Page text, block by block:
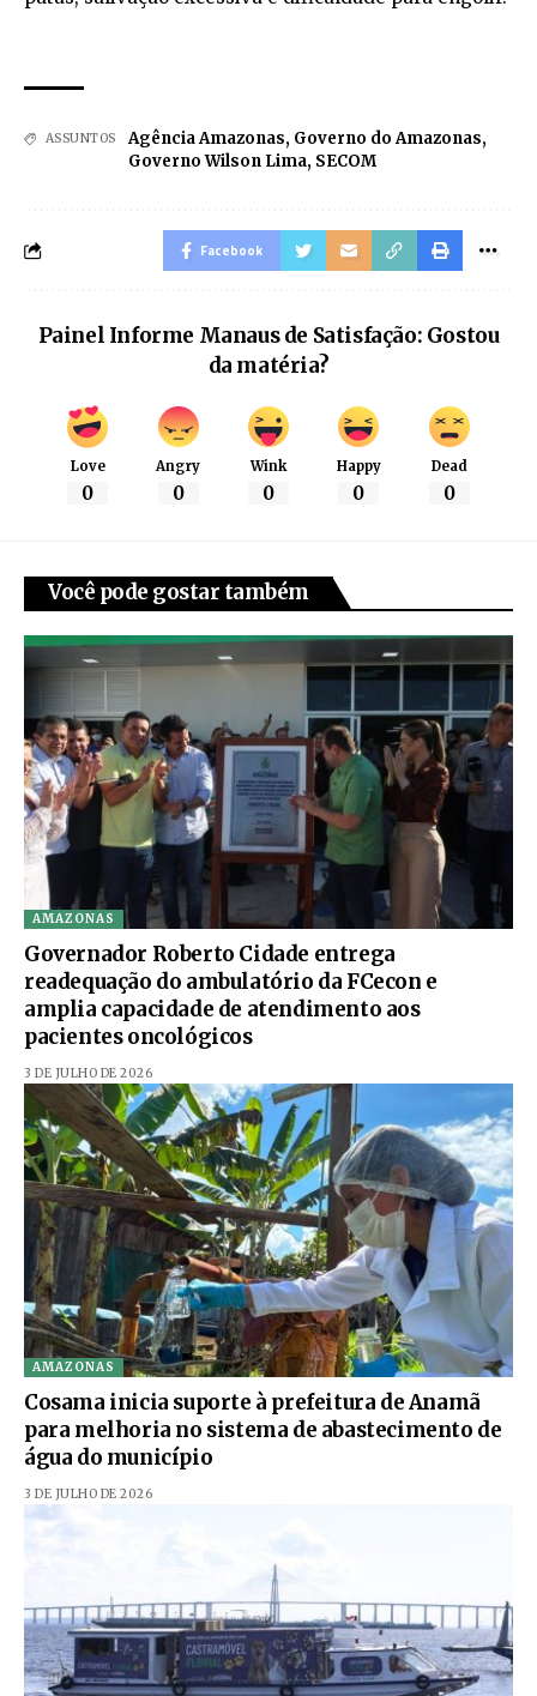
ASSUNTOS Agência Amazonas, Governo do Amazonas,
Governo Wilson Lima, SECOM
Facebook
Painel Informe Manaus de Satisfação: Gostou
da matéria?
Love
0
Angry
0
Wink
0
Happy
0
Dead
0
Você pode gostar também
AMAZONAS
Governador Roberto Cidade entrega
readequação do ambulatório da FCecon e
amplia capacidade de atendimento aos
pacientes oncológicos
3 DE JULHO DE 2026
AMAZONAS
Cosama inicia suporte à prefeitura de Anamã
para melhoria no sistema de abastecimento de
água do município
3 DE JULHO DE 2026